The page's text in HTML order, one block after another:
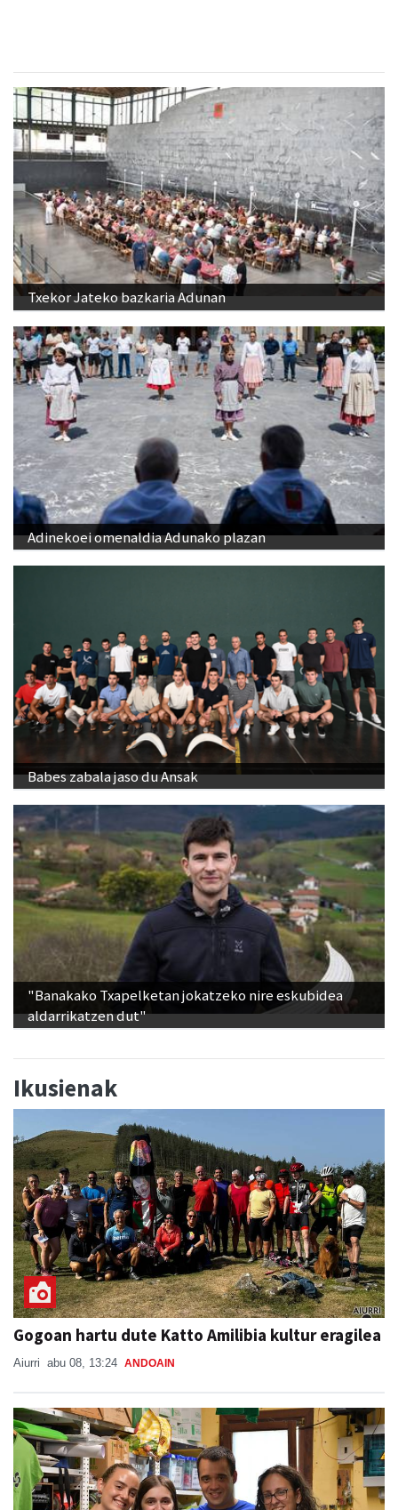
Txekor Jateko bazkaria Adunan
Adinekoei omenaldia Adunako plazan
Babes zabala jaso du Ansak
"Banakako Txapelketan jokatzeko nire eskubidea
aldarrikatzen dut"
Ikusienak
Gogoan hartu dute Katto Amilibia kultur eragilea
Aiurri abu 08, 13:24 ANDOAIN